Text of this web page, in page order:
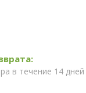
в течение 14 дней